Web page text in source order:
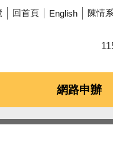
回首頁 English 陳情
網路申辦